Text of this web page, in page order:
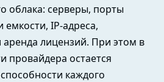
облака: серверы, порты
IP-адреса,
лицензий. При этом в
провайдера остается
каждого